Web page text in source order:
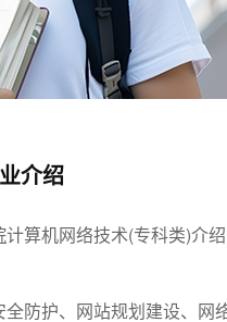
介绍
计算机网络技术(专科类)介绍
防护、网站规划建设、网